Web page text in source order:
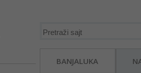
BANJALUKA